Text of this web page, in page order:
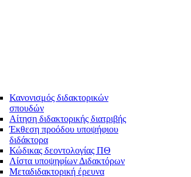
Κανονισμός διδακτορικών
σπουδών
Αίτηση διδακτορικής διατριβής
Έκθεση προόδου υποψήφιου
διδάκτορα
Κώδικας δεοντολογίας ΠΘ
Λίστα υποψηφίων Διδακτόρων
Μεταδιδακτορική έρευνα